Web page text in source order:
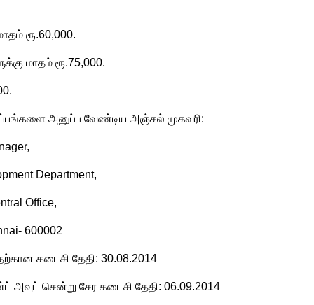
ரூ.60,000.
மாதம் ரூ.75,000.
அனுப்ப வேண்டிய அஞ்சல் முகவரி:
Department,
Office,
600002
கடைசி தேதி: 30.08.2014
சென்று சேர கடைசி தேதி: 06.09.2014